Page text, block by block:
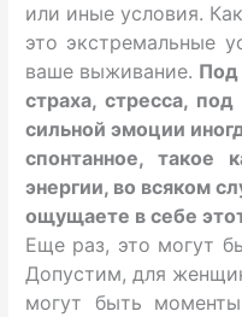
или иные условия.
это экстремальные
ваше выживание. Под
страха, стресса,
сильной эмоции
спонтанное, такое
энергии, во всяком
ощущаете в себе
Еще раз, это могут
Допустим, для
могут быть